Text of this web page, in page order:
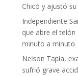
Chicó y ajustó
Independiente
que abre el telón
minuto a minuto
Nelson Tapia,
sufrió grave